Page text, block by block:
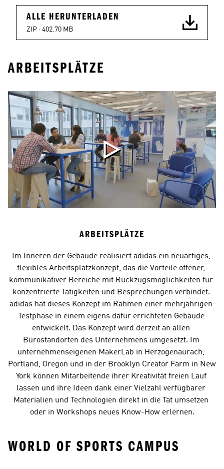
ALLE HERUNTERLADEN
ZIP · 402.70 MB
ARBEITSPLÄTZE
ARBEITSPLÄTZE
Im Inneren der Gebäude realisiert adidas ein neuartiges,
flexibles Arbeitsplatzkonzept, das die Vorteile offener,
kommunikativer Bereiche mit Rückzugsmöglichkeiten für
konzentrierte Tätigkeiten und Besprechungen verbindet.
adidas hat dieses Konzept im Rahmen einer mehrjährigen
Testphase in einem eigens dafür errichteten Gebäude
entwickelt. Das Konzept wird derzeit an allen
Bürostandorten des Unternehmens umgesetzt. Im
unternehmenseigenen MakerLab in Herzogenaurach,
Portland, Oregon und in der Brooklyn Creator Farm in New
York können Mitarbeitende ihrer Kreativität freien Lauf
lassen und ihre Ideen dank einer Vielzahl verfügbarer
Materialien und Technologien direkt in die Tat umsetzen
oder in Workshops neues Know-How erlernen.
WORLD OF SPORTS CAMPUS